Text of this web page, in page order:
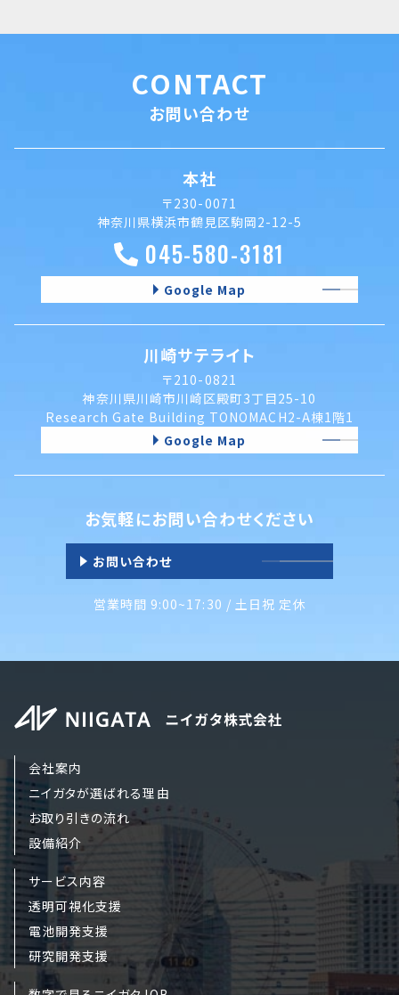
CONTACT
お問い合わせ
本社
〒230-0071
神奈川県横浜市鶴見区駒岡2-12-5
045-580-3181
Google Map
川崎サテライト
〒210-0821
神奈川県川崎市川崎区殿町3丁目25-10
Research Gate Building TONOMACH2-A棟1階1
Google Map
お気軽にお問い合わせください
お問い合わせ
営業時間 9:00~17:30 / 土日祝 定休
会社案内
ニイガタが選ばれる理由
お取り引きの流れ
設備紹介
サービス内容
透明可視化支援
電池開発支援
研究開発支援